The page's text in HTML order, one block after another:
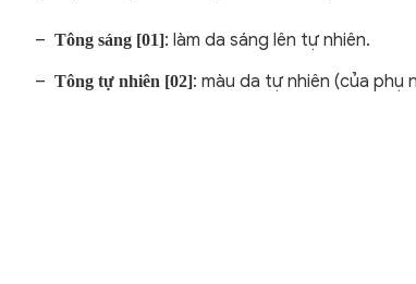
Tông sáng [01]: làm da sáng lên tự nhiên.
Tông tự nhiên [02]: màu da tự nhiên (của phụ